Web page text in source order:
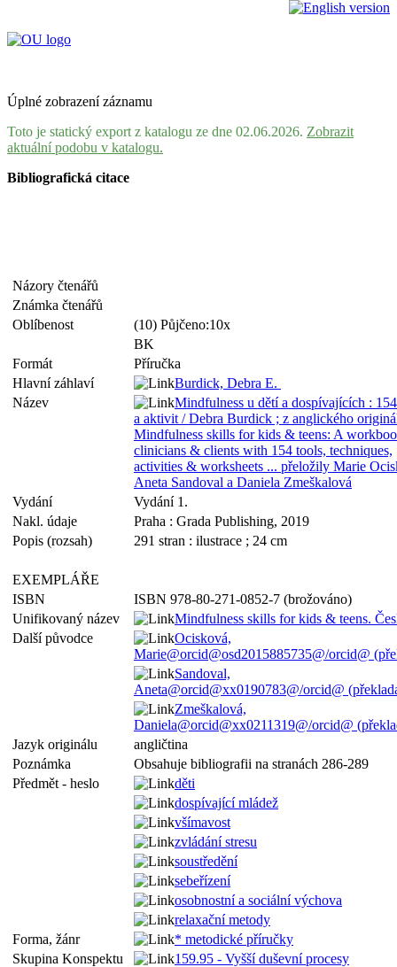
Úplné zobrazení záznamu
Toto je statický export z katalogu ze dne 02.06.2026. Zobrazit
aktuální podobu v katalogu.
Bibliografická citace
Názory čtenářů
Známka čtenářů
Oblíbenost
(10) Půjčeno:10x
BK
Formát
Příručka
Hlavní záhlaví
Burdick, Debra E.
Název
Mindfulness u dětí a dospívajících :
a aktivit / Debra Burdick ; z anglického
Mindfulness skills for kids & teens: A
clinicians & clients with 154 tools, techniques,
activities & worksheets ... přeložily Marie
Aneta Sandoval a Daniela Zmeškalová
Vydání
Vydání 1.
Nakl. údaje
Praha : Grada Publishing, 2019
Popis (rozsah)
291 stran : ilustrace ; 24 cm
EXEMPLÁŘE
ISBN
ISBN 978-80-271-0852-7 (brožováno)
Unifikovaný název
Mindfulness skills for kids & teens.
Další původce
Ocisková,
Marie@orcid@osd2015885735@/orcid@
Sandoval,
Aneta@orcid@xx0190783@/orcid@
Zmeškalová,
Daniela@orcid@xx0211319@/orcid@
Jazyk originálu
angličtina
Poznámka
Obsahuje bibliografii na stranách 286-289
Předmět - heslo
děti
dospívající mládež
všímavost
zvládání stresu
soustředění
sebeřízení
osobnostní a sociální výchova
relaxační metody
Forma, žánr
* metodické příručky
Skupina Konspektu
159.95 - Vyšší duševní procesy